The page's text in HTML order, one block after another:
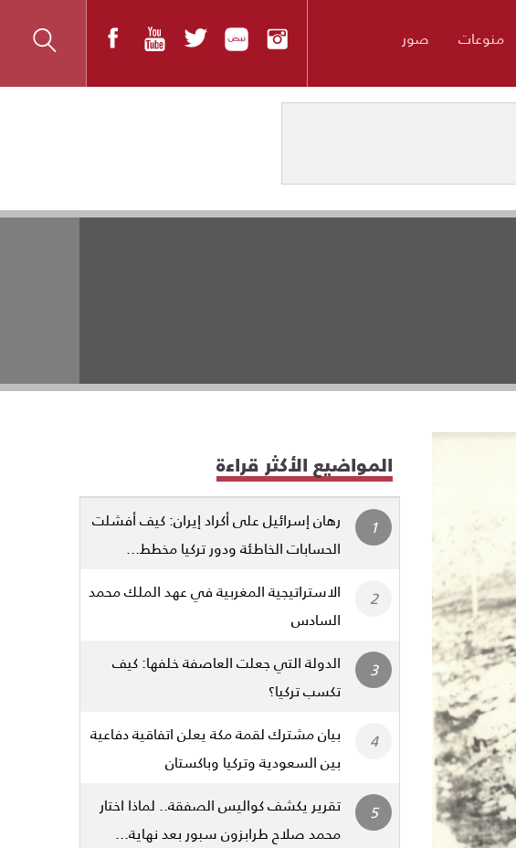
منوعات صور
المواضيع الأكثر قراءة
رهان إسرائيل على أكراد إيران: كيف أفشلت
الحسابات الخاطئة ودور تركيا مخطط...
الاستراتيجية المغربية في عهد الملك محمد
السادس
الدولة التي جعلت العاصفة خلفها: كيف
تكسب تركيا؟
بيان مشترك لقمة مكة يعلن اتفاقية دفاعية
بين السعودية وتركيا وباكستان
تقرير يكشف كواليس الصفقة.. لماذا اختار
محمد صلاح طرابزون سبور بعد نهاية...